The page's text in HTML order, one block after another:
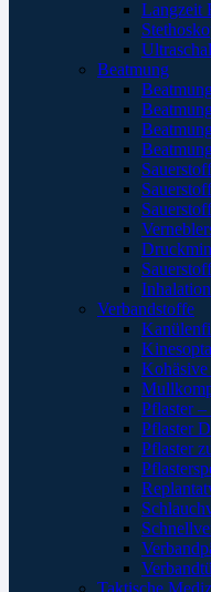
Langzeit
Beatmung
Verbandstoffe
Kohäsive
Pflaster
Pflaster
Pflaster
Taktische